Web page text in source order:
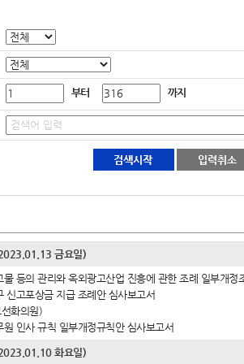
부터 까지
금요일)
등의 관리와 옥외광고산업 진흥에 관한 조례 일부개정
신고포상금 지급 조례안 심사보고서
화의원)
인사 규칙 일부개정규칙안 심사보고서
화요일)